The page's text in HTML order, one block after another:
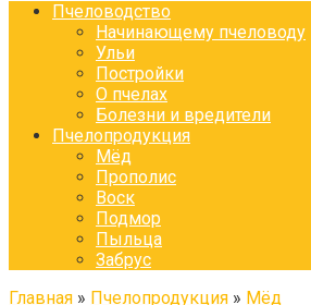
Пчеловодство
Начинающему пчеловоду
Ульи
Постройки
О пчелах
Болезни и вредители
Пчелопродукция
Мёд
Прополис
Воск
Подмор
Пыльца
Забрус
Главная » Пчелопродукция » Мёд